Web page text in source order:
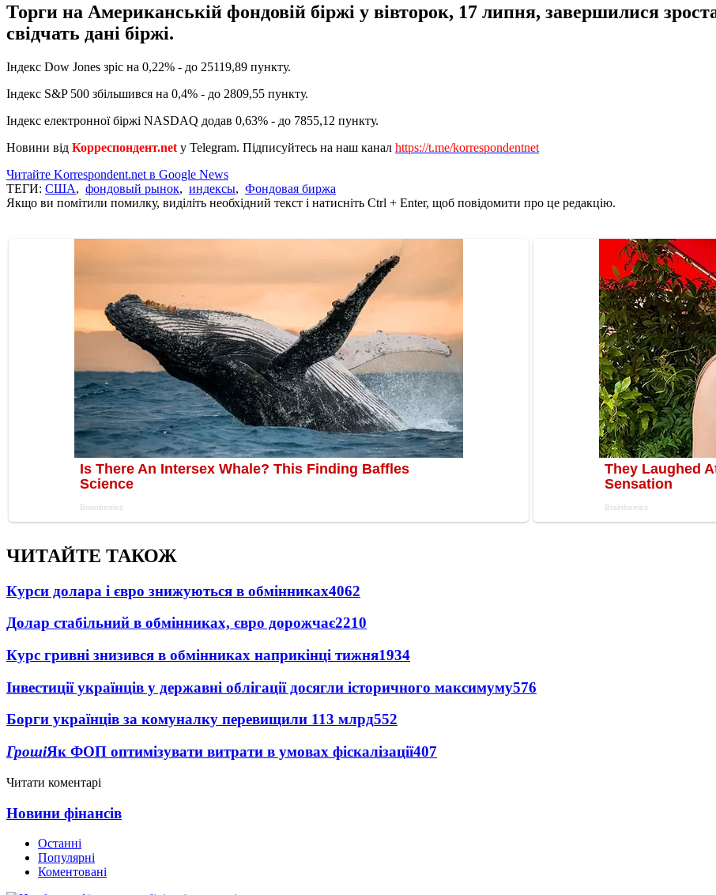
Торги на Американській фондовій біржі у вівторок, 17 липня, завершилися
свідчать дані біржі.
Індекс Dow Jones зріс на 0,22% - до 25119,89 пункту.
Індекс S&P 500 збільшився на 0,4% - до 2809,55 пункту.
Індекс електронної біржі NASDAQ додав 0,63% - до 7855,12 пункту.
Новини від Корреспондент.net у Telegram. Підписуйтесь на наш канал https://t.me/korrespondentnet
Читайте Korrespondent.net в Google News
ТЕГИ: США, фондовый рынок, индексы, Фондовая биржа
Якщо ви помітили помилку, виділіть необхідний текст і натисніть Ctrl + Enter, щоб повідомити про це редакцію.
ЧИТАЙТЕ ТАКОЖ
Курси долара і євро знижуються в обмінниках4062
Долар стабільний в обмінниках, євро дорожчає2210
Курс гривні знизився в обмінниках наприкінці тижня1934
Інвестиції українців у державні облігації досягли історичного максимуму576
Борги українців за комуналку перевищили 113 млрд552
ГрошіЯк ФОП оптимізувати витрати в умовах фіскалізації407
Читати коментарі
Новини фінансів
Останні
Популярні
Коментовані